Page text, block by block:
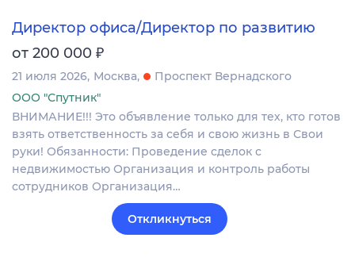
Директор офиса/Директор по развитию
от 200 000 ₽
21 июля 2026 Москва
Проспект Вернадского
ООО "Спутник"
ВНИМАНИЕ!!! Это объявление только для тех, кто готов
взять ответственность за себя и свою жизнь в Свои
руки! Обязанности: Проведение сделок с
недвижимостью Организация и контроль работы
сотрудников Организация…
Откликнуться